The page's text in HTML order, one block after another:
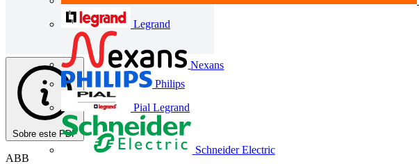
Legrand
Nexans
Philips
Pial Legrand
Schneider Electric
Sobre este PDF
ABB